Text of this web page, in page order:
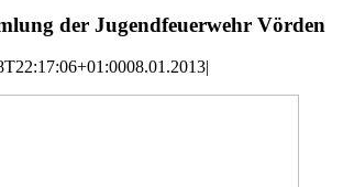
der Jugendfeuerwehr Vörden
08.01.2013|